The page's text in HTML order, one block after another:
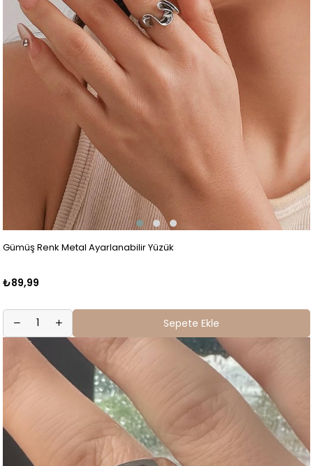
Gümüş Renk Metal Ayarlanabilir Yüzük
₺89,99
Sepete Ekle